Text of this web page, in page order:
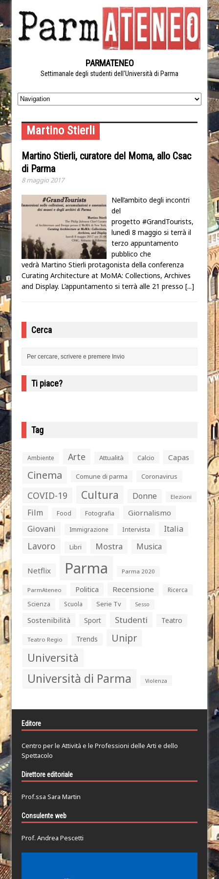
PARMATENEO
Settimanale degli studenti dell'Università di Parma
Martino Stierli
Martino Stierli, curatore del Moma, allo Csac
di Parma
8 maggio 2017
Nell’ambito degli incontri
del
progetto #GrandTourists,
lunedì 8 maggio si terrà il
terzo appuntamento
pubblico che
vedrà Martino Stierli protagonista della conferenza
Curating Architecture at MoMA: Collections, Archives
and Display. L’appuntamento si terrà alle 21 presso [...]
Cerca
Ti piace?
Tag
Ambiente Arte Attualità Calcio Capas
Cinema Comune di parma Coronavirus
COVID-19 Cultura Donne Elezioni
Film Food Fotografia Giornalismo
Giovani Immigrazione Intervista Italia
Lavoro Libri Mostra Musica
Netflix Parma Parma 2020
ParmAteneo Politica Recensione
Ricerca
Scienza
Scuola Serie Tv Sesso
Sostenibilità Sport Studenti Teatro
Teatro Regio Trends Unipr
Università
Università di Parma Violenza
Editore
Centro per le Attività e le Professioni delle Arti e dello
Spettacolo
Direttore editoriale
Prof.ssa Sara Martin
Consulente web
Prof. Andrea Pescetti